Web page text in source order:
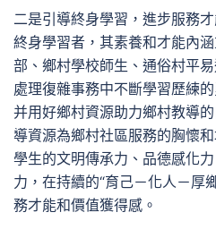
二是引導終身學習，進步服務
終身學習者，其素養和才能內
部、鄉村學校師生、通俗村平
處理復雜事務中不斷學習歷練
并用好鄉村資源助力鄉村教導
導資源為鄉村社區服務的胸懷
學生的文明傳承力、品德感化
力，在持續的“育己－化人－厚
務才能和價值獲得感。